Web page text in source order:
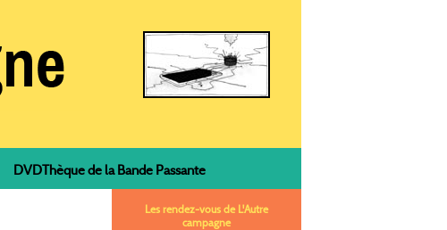
DVDThèque de la Bande Passante
Les rendez-vous de L'Autre
campagne